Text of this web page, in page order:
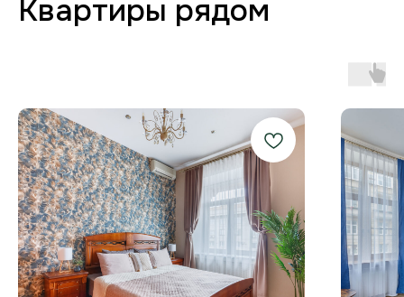
Любая форма оплаты
и отчётность
Высокоскоростной интернет в каждой
квартире бесплатно.
Стабильный Wi-Fi